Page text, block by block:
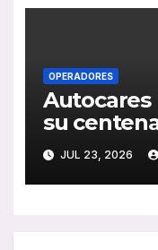
OPERADORES
Autocares
su
historia,
JUL 23, 2026